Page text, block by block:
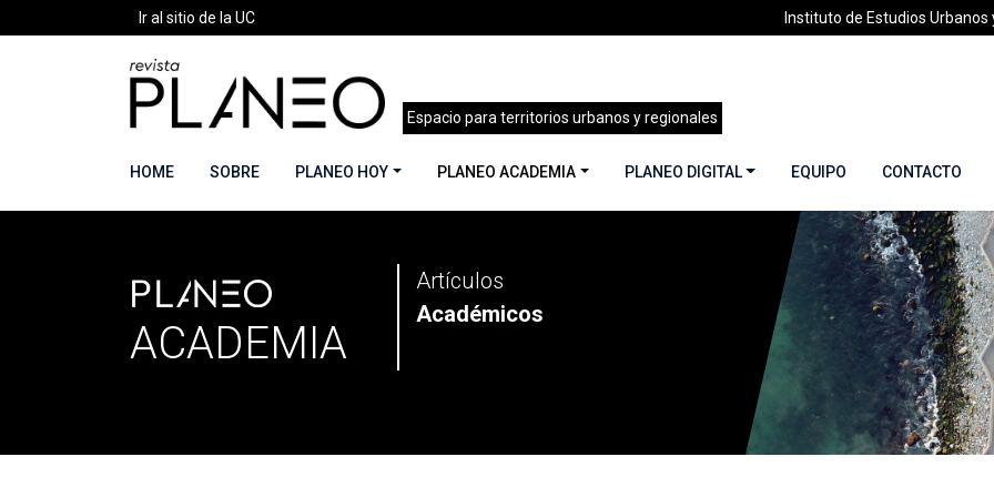
Ir al sitio de la UC Instituto de Estudios
Espacio para territorios urbanos y regionales
HOME SOBRE PLANEO HOY PLANEO ACADEMIA PLANEO DIGITAL EQUIPO CONTACTO
Portada » Secciones Planeo Academia»Página 6
PLANEO
ACADEMIA
Artículos
Académicos